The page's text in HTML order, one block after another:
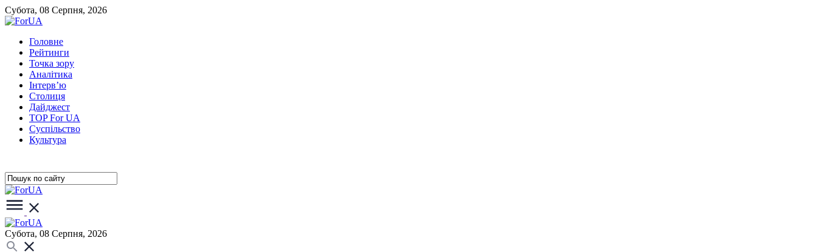
Субота, 08 Серпня, 2026
Головне
Рейтинги
Точка зору
Аналітика
Інтерв’ю
Столиця
Дайджест
TOP For UA
Суспiльство
Культура
Субота, 08 Серпня, 2026